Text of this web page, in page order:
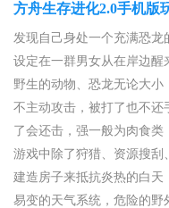
方舟生存进化2.0手机版
发现自己身处一个充满恐龙
设定在一群男女从在岸边醒
野生的动物、恐龙无论大小
不主动攻击，被打了也不
了会还击，强一般为肉食类
游戏中除了狩猎、资源搜刮
建造房子来抵抗炎热的白天
易变的天气系统，危险的野